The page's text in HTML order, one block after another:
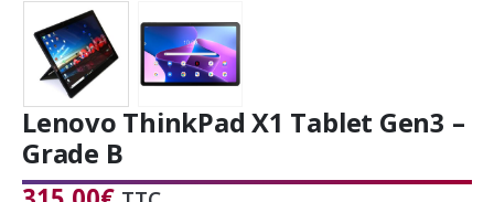
Lenovo ThinkPad X1 Tablet Gen3 –
Grade B